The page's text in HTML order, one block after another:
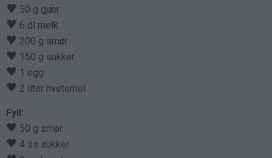
♥ 50 g gjær
♥ 6 dl melk
♥ 200 g smør
♥ 150 g sukker
♥ 1 egg
♥ 2 liter hvetemel
Fyll:
♥ 50 g smør
♥ 4 ss sukker